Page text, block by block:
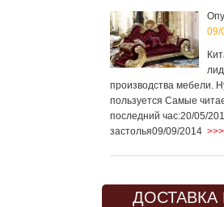
09/
производства мебели.
пользуется Самые
последний час:20/05/
застолья09/09/2014 >>>
ДОСТАВКА